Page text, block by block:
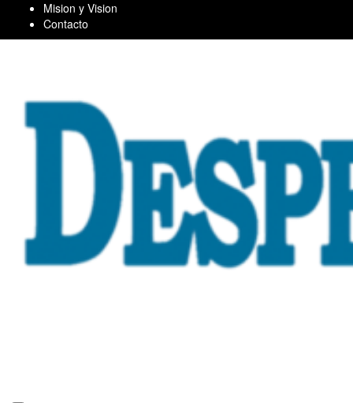
content
Mision y Vision
Contacto